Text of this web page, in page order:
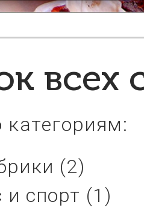
всех
категориям:
(2)
и спорт (1)